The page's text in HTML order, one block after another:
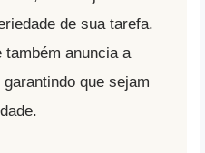
de sua tarefa.
também anuncia a
que sejam